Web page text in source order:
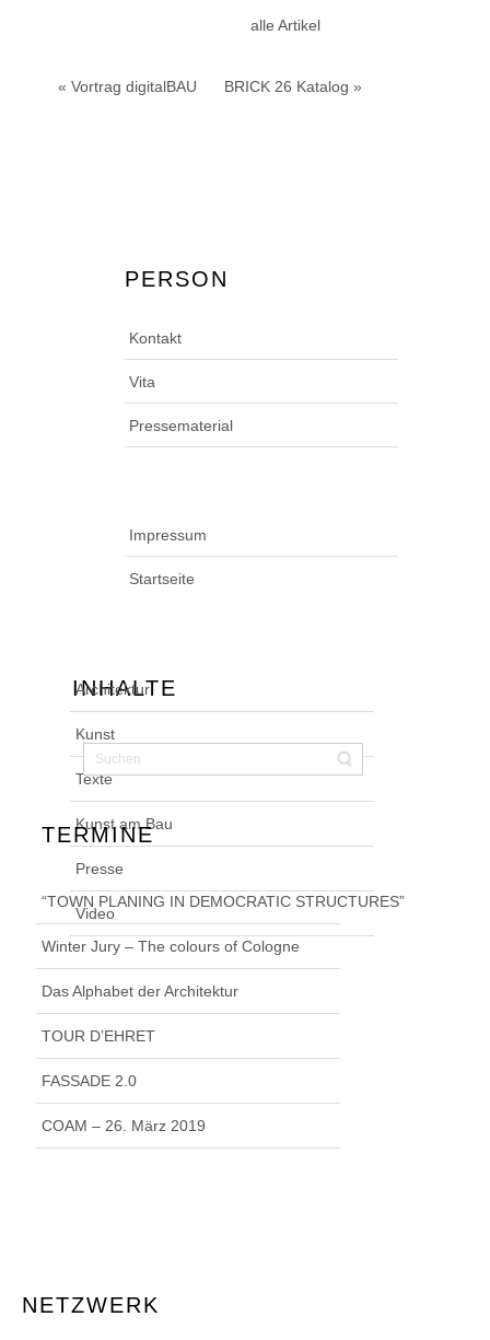
alle Artikel
« Vortrag digitalBAU BRICK 26 Katalog »
PERSON
Kontakt
Vita
Pressematerial
Impressum
Startseite
Architektur
Kunst
Texte
Kunst am Bau
Presse
Video
INHALTE
TERMINE
“TOWN PLANING IN DEMOCRATIC STRUCTURES”
Winter Jury – The colours of Cologne
Das Alphabet der Architektur
TOUR D’EHRET
FASSADE 2.0
COAM – 26. März 2019
NETZWERK